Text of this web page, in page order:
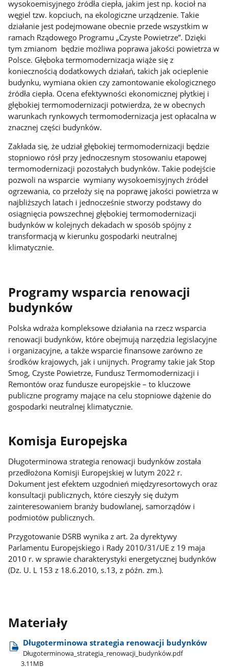
wysokoemisyjnego źródła ciepła, jakim jest np. kocioł na
węgiel tzw. kopciuch, na ekologiczne urządzenie. Takie
działanie jest podejmowane obecnie przede wszystkim w
ramach Rządowego Programu „Czyste Powietrze”. Dzięki
tym zmianom będzie możliwa poprawa jakości powietrza w
Polsce. Głęboka termomodernizacja wiąże się z
koniecznością dodatkowych działań, takich jak ocieplenie
budynku, wymiana okien czy zamontowanie ekologicznego
źródła ciepła. Ocena efektywności ekonomicznej płytkiej i
głębokiej termomodernizacji potwierdza, że w obecnych
warunkach rynkowych termomodernizacja jest opłacalna w
znacznej części budynków.
Zakłada się, że udział głębokiej termomodernizacji będzie
stopniowo rósł przy jednoczesnym stosowaniu etapowej
termomodernizacji pozostałych budynków. Takie podejście
pozwoli na wsparcie wymiany wysokoemisyjnych źródeł
ogrzewania, co przełoży się na poprawę jakości powietrza w
najbliższych latach i jednocześnie stworzy podstawy do
osiągnięcia powszechnej głębokiej termomodernizacji
budynków w kolejnych dekadach w sposób spójny z
transformacją w kierunku gospodarki neutralnej
klimatycznie.
Programy wsparcia renowacji
budynków
Polska wdraża kompleksowe działania na rzecz wsparcia
renowacji budynków, które obejmują narzędzia legislacyjne
i organizacyjne, a także wsparcie finansowe zarówno ze
środków krajowych, jak i unijnych. Programy takie jak Stop
Smog, Czyste Powietrze, Fundusz Termomodernizacji i
Remontów oraz fundusze europejskie – to kluczowe
publiczne programy mające na celu stopniowe dążenie do
gospodarki neutralnej klimatycznie.
Komisja Europejska
Długoterminowa strategia renowacji budynków została
przedłożona Komisji Europejskiej w lutym 2022 r.
Dokument jest efektem uzgodnień międzyresortowych oraz
konsultacji publicznych, które cieszyły się dużym
zainteresowaniem branży budowlanej, samorządów i
podmiotów publicznych.
Przygotowanie DSRB wynika z art. 2a dyrektywy
Parlamentu Europejskiego i Rady 2010/31/UE z 19 maja
2010 r. w sprawie charakterystyki energetycznej budynków
(Dz. U. L 153 z 18.6.2010, s.13, z późn. zm.).
Materiały
Długoterminowa strategia renowacji budynków
Długoterminowa​_strategia​_renowacji​_budynków.pdf
3.11MB